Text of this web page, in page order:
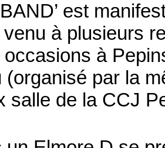
est
à plusieurs
à
(organisé par la
salle de la CCJ